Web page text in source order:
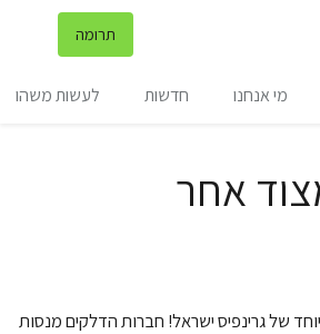
תרומה
מי אנחנו חדשות לעשות משהו
אחר
של גרינפיס ישראל! חברות הדלקים מנסות